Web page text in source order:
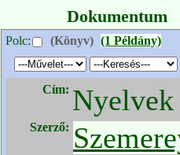
Dokumentum
Polc: (Könyv) (1 Példány)
Cím: Nyelvek
Szerző: